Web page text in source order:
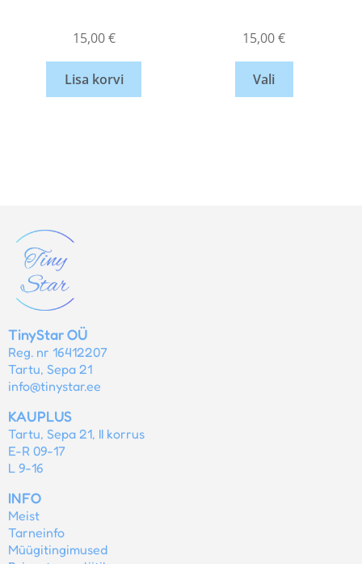
15,00€
Lisa korvi
15,00€
Vali
TinyStar OÜ
Reg. nr 16412207
Tartu, Sepa 21
info@tinystar.ee
KAUPLUS
Tartu, Sepa 21, II korrus
E-R 09-17
L 9-16
INFO
Meist
Tarneinfo
Müügitingimused